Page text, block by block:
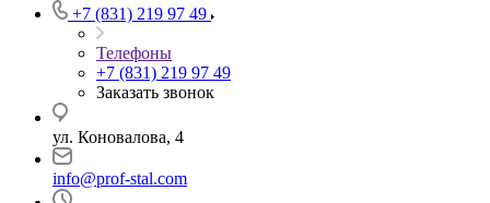
+7 (831) 219 97 49
Телефоны
+7 (831) 219 97 49
Заказать звонок
ул. Коновалова, 4
info@prof-stal.com